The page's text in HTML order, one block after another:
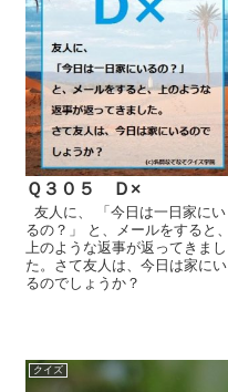
Ｑ３０５ Ｄ×
友人に、 「今日は一日家にい
るの？」 と、メールをすると、
上のような返事が返ってきまし
た。さて友人は、今日は家にい
るのでしょうか？
クイズ